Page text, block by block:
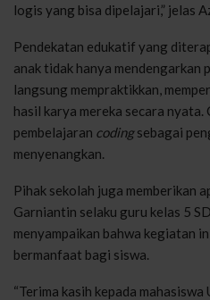
logis yang bisa dipelajari,” jelas
Pendekatan edukatif yang
anak tidak hanya mendengarkan
langsung mempraktikkan,
hasil karya mereka secara nyata.
pembelajaran codingsebagai
menyenangkan.
Pihak sekolah juga memberikan
Garniantin selaku guru kelas 5
menyampaikan bahwa kegiatan
bermanfaat bagi siswa.
“Terima kasih kepada